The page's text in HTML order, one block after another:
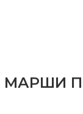
МАРШИ